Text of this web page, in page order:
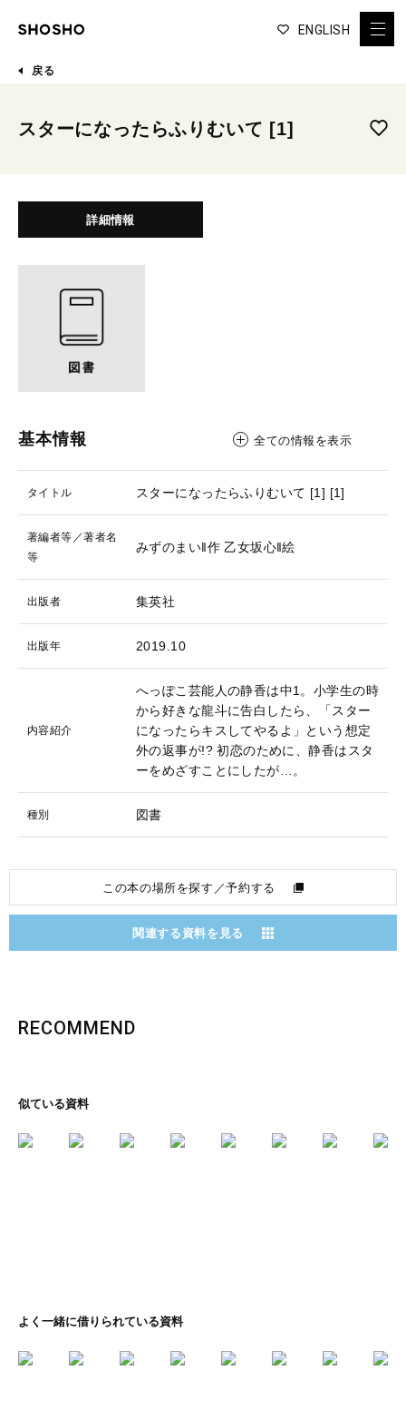
ENGLISH
戻る
スターになったらふりむいて [1]
詳細情報
基本情報 全ての情報を表示
タイトル スターになったらふりむいて [1] [1]
著編者等／著者名
等
みずのまい‖作 乙女坂心‖絵
出版者 集英社
出版年 2019.10
内容紹介
へっぽこ芸能人の静香は中1。小学生の時
から好きな龍斗に告白したら、「スター
になったらキスしてやるよ」という想定
外の返事が!? 初恋のために、静香はスタ
ーをめざすことにしたが…。
種別 図書
この本の場所を探す／予約する
関連する資料を見る
RECOMMEND
似ている資料
よく一緒に借りられている資料